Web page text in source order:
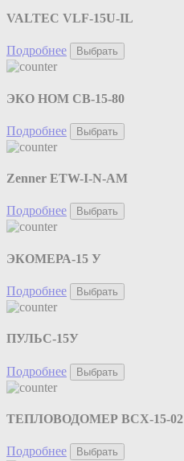
VALTEC VLF-15U-IL
Подробнее Выбрать
ЭКО НОМ СВ-15-80
Подробнее Выбрать
Zenner ETW-I-N-AM
Подробнее Выбрать
ЭКОМЕРА-15 У
Подробнее Выбрать
ПУЛЬС-15У
Подробнее Выбрать
ТЕПЛОВОДОМЕР ВСХ-15-02
Подробнее Выбрать